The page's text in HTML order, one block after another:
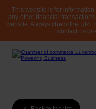
This website is for
any other financial
website. Always check the
contact us